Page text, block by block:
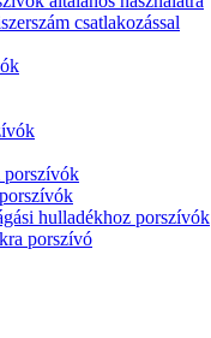
csatlakozással
porszívók
hulladékhoz porszívók
porszívó